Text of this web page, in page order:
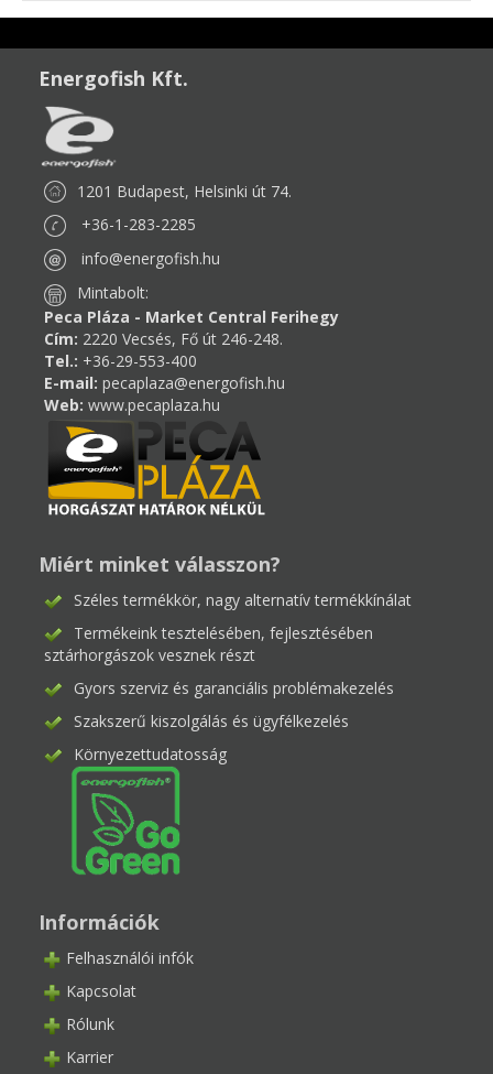
Energofish Kft.
1201 Budapest, Helsinki út 74.
+36-1-283-2285
info@energofish.hu
Mintabolt:
Peca Pláza - Market Central Ferihegy
Cím: 2220 Vecsés, Fő út 246-248.
Tel.: +36-29-553-400
E-mail: pecaplaza@energofish.hu
Web: www.pecaplaza.hu
Miért minket válasszon?
Széles termékkör, nagy alternatív termékkínálat
Termékeink tesztelésében, fejlesztésében
sztárhorgászok vesznek részt
Gyors szerviz és garanciális problémakezelés
Szakszerű kiszolgálás és ügyfélkezelés
Környezettudatosság
Információk
Felhasználói infók
Kapcsolat
Rólunk
Karrier